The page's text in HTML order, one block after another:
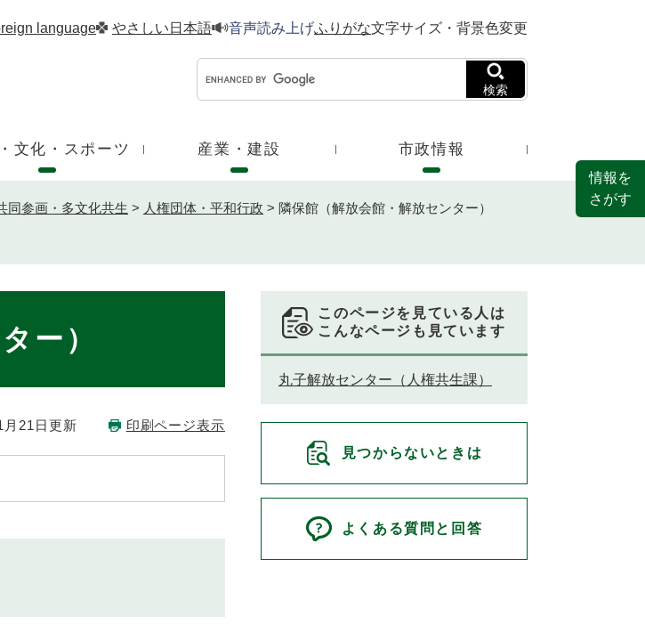
language やさしい日本語 音声読み上げふりがな文字サイズ・背景色変更
検索
文化・スポーツ 産業・建設 市政情報
同参画・多文化共生 > 人権団体・平和行政 > 隣保館（解放会館・解放センター）
ー）
月21日更新 印刷ページ表示
このページを見ている人は
こんなページも見ています
丸子解放センター（人権共生課）
見つからないときは
よくある質問と回答
情報を
さがす